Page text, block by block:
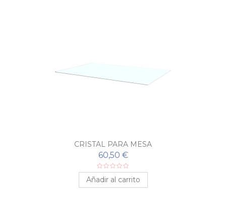
CRISTAL PARA MESA
60,50 €
Añadir al carrito